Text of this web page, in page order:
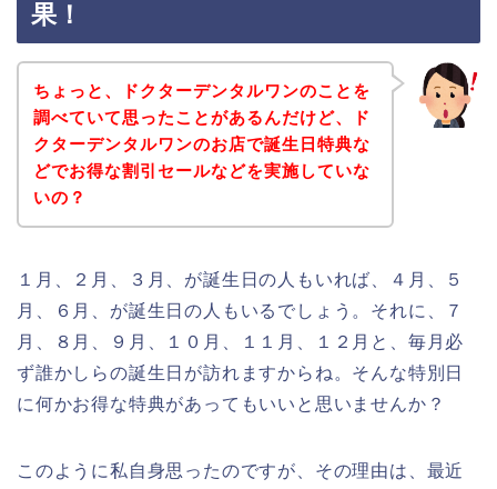
果！
ちょっと、ドクターデンタルワンのことを
調べていて思ったことがあるんだけど、ド
クターデンタルワンのお店で誕生日特典な
どでお得な割引セールなどを実施していな
いの？
１月、２月、３月、が誕生日の人もいれば、４月、５
月、６月、が誕生日の人もいるでしょう。それに、７
月、８月、９月、１０月、１１月、１２月と、毎月必
ず誰かしらの誕生日が訪れますからね。そんな特別日
に何かお得な特典があってもいいと思いませんか？
このように私自身思ったのですが、その理由は、最近